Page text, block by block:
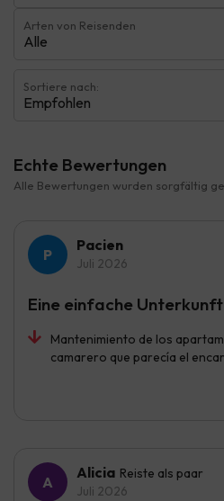
Arten von Reisenden
Alle
Sortiere nach:
Empfohlen
Echte Bewertungen
Alle Bewertungen wurden sorgfältig
Pacien
Juli 2026
Mantenimiento de los
camarero que parecía el
Eine einfache Unterkunft
Alicia Reiste als paar
Juli 2026